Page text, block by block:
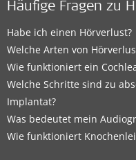
Häufige Fragen zu
Habe ich einen Hörverlust?
Welche Arten von
Wie funktioniert ein
Welche Schritte sind zu
Implantat?
Was bedeutet mein
Wie funktioniert